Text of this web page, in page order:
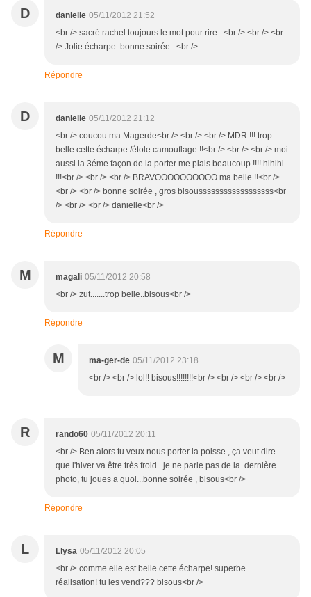
D danielle 05/11/2012 21:52
<br /> sacré rachel toujours le mot pour rire...<br /> <br /> <br
/> Jolie écharpe..bonne soirée...<br />
Répondre
D danielle 05/11/2012 21:12
<br /> coucou ma Magerde<br /> <br /> <br /> MDR !!! trop
belle cette écharpe /étole camouflage !!<br /> <br /> <br /> moi
aussi la 3éme façon de la porter me plais beaucoup !!!! hihihi
!!!<br /> <br /> <br /> BRAVOOOOOOOOOO ma belle !!<br />
<br /> <br /> bonne soirée , gros bisoussssssssssssssssss<br
/> <br /> <br /> danielle<br />
Répondre
M magali 05/11/2012 20:58
<br /> zut.......trop belle..bisous<br />
Répondre
M ma-ger-de 05/11/2012 23:18
<br /> <br /> lol!! bisous!!!!!!!!<br /> <br /> <br /> <br />
R rando60 05/11/2012 20:11
<br /> Ben alors tu veux nous porter la poisse , ça veut dire
que l'hiver va être très froid...je ne parle pas de la dernière
photo, tu joues a quoi...bonne soirée , bisous<br />
Répondre
L Llysa 05/11/2012 20:05
<br /> comme elle est belle cette écharpe! superbe
réalisation! tu les vend??? bisous<br />